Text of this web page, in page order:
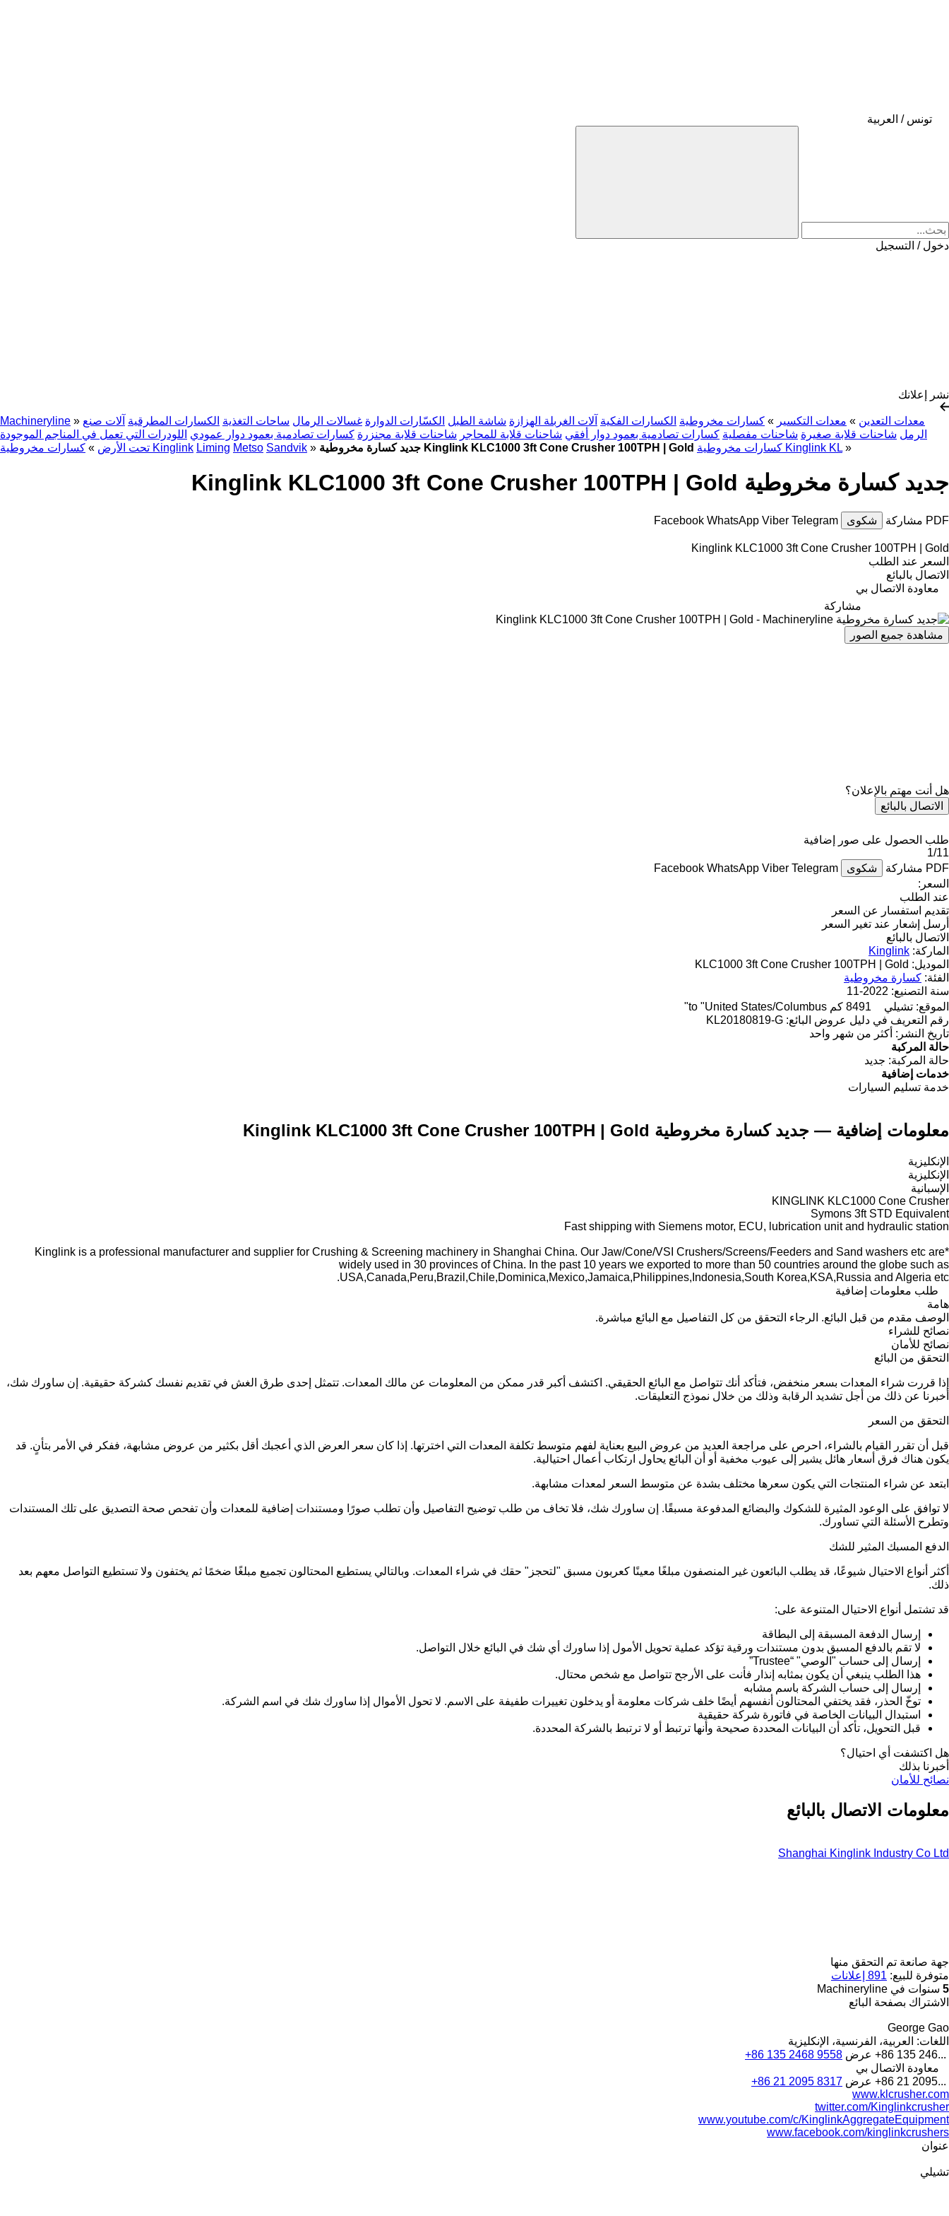
تونس / العربية
دخول / التسجيل
نشر إعلانك
Machineryline » معدات التعدين » معدات التكسير » كسارات مخروطية الكسارات الفكية آلات الغربلة الهزازة شاشة الطبل الكسّارات الدوارة غسالات الرمال ساحات التغذية الكسارات المطرقية آلات صنع
الرمل شاحنات قلابة صغيرة شاحنات مفصلية كسارات تصادمية بعمود دوار أفقي شاحنات قلابة للمحاجر شاحنات قلابة مجنزرة كسارات تصادمية بعمود دوار عمودي اللودرات التي تعمل في المناجم الموجودة
تحت الأرض » كسارات مخروطية Kinglink Liming Metso Sandvik » جديد كسارة مخروطية Kinglink KLC1000 3ft Cone Crusher 100TPH | Gold كسارات مخروطية Kinglink KL »
جديد كسارة مخروطية Kinglink KLC1000 3ft Cone Crusher 100TPH | Gold
PDF مشاركة شكوى Facebook WhatsApp Viber Telegram
Kinglink KLC1000 3ft Cone Crusher 100TPH | Gold
السعر عند الطلب
الاتصال بالبائع
معاودة الاتصال بي
مشاركة
مشاهدة جميع الصور
هل أنت مهتم بالإعلان؟
الاتصال بالبائع
طلب الحصول على صور إضافية
1/11
PDF مشاركة شكوى Facebook WhatsApp Viber Telegram
السعر:
عند الطلب
تقديم استفسار عن السعر
أرسل إشعار عند تغير السعر
الاتصال بالبائع
الماركة: Kinglink
الموديل: KLC1000 3ft Cone Crusher 100TPH | Gold
الفئة: كسارة مخروطية
سنة التصنيع: 2022-11
الموقع: تشيلي
8491 كم to "United States/Columbus"
رقم التعريف في دليل عروض البائع: KL20180819-G
تاريخ النشر: أكثر من شهر واحد
حالة المركبة
حالة المركبة: جديد
خدمات إضافية
خدمة تسليم السيارات
معلومات إضافية — جديد كسارة مخروطية Kinglink KLC1000 3ft Cone Crusher 100TPH | Gold
الإنكليزية
الإنكليزية
الإسبانية
KINGLINK KLC1000 Cone Crusher
Symons 3ft STD Equivalent
Fast shipping with Siemens motor, ECU, lubrication unit and hydraulic station
*Kinglink is a professional manufacturer and supplier for Crushing & Screening machinery in Shanghai China. Our Jaw/Cone/VSI Crushers/Screens/Feeders and Sand washers etc are
widely used in 30 provinces of China. In the past 10 years we exported to more than 50 countries around the globe such as
USA,Canada,Peru,Brazil,Chile,Dominica,Mexico,Jamaica,Philippines,Indonesia,South Korea,KSA,Russia and Algeria etc.
طلب معلومات إضافية
هامة
الوصف مقدم من قبل البائع. الرجاء التحقق من كل التفاصيل مع البائع مباشرة.
نصائح للشراء
نصائح للأمان
التحقق من البائع
إذا قررت شراء المعدات بسعر منخفض، فتأكد أنك تتواصل مع البائع الحقيقي. اكتشف أكبر قدر ممكن من المعلومات عن مالك المعدات. تتمثل إحدى طرق الغش في تقديم نفسك كشركة حقيقية. إن ساورك شك،
أخبرنا عن ذلك من أجل تشديد الرقابة وذلك من خلال نموذج التعليقات.
التحقق من السعر
قبل أن تقرر القيام بالشراء، احرص على مراجعة العديد من عروض البيع بعناية لفهم متوسط تكلفة المعدات التي اخترتها. إذا كان سعر العرض الذي أعجبك أقل بكثير من عروض مشابهة، ففكر في الأمر بتأنٍ. قد
يكون هناك فرق أسعار هائل يشير إلى عيوب مخفية أو أن البائع يحاول ارتكاب أعمال احتيالية.
ابتعد عن شراء المنتجات التي يكون سعرها مختلف بشدة عن متوسط السعر لمعدات مشابهة.
لا توافق على الوعود المثيرة للشكوك والبضائع المدفوعة مسبقًا. إن ساورك شك، فلا تخاف من طلب توضيح التفاصيل وأن تطلب صورًا ومستندات إضافية للمعدات وأن تفحص صحة التصديق على تلك المستندات
وتطرح الأسئلة التي تساورك.
الدفع المسبك المثير للشك
أكثر أنواع الاحتيال شيوعًا، قد يطلب البائعون غير المنصفون مبلغًا معينًا كعربون مسبق "لتحجز" حقك في شراء المعدات. وبالتالي يستطيع المحتالون تجميع مبلغًا ضخمًا ثم يختفون ولا تستطيع التواصل معهم بعد
ذلك.
قد تشتمل أنواع الاحتيال المتنوعة على:
إرسال الدفعة المسبقة إلى البطاقة
لا تقم بالدفع المسبق بدون مستندات ورقية تؤكد عملية تحويل الأمول إذا ساورك أي شك في البائع خلال التواصل.
إرسال إلى حساب "الوصي" “Trustee”
هذا الطلب ينبغي أن يكون بمثابه إنذار فأنت على الأرجح تتواصل مع شخص محتال.
إرسال إلى حساب الشركة باسم مشابه
توخّ الحذر، فقد يختفي المحتالون أنفسهم أيضًا خلف شركات معلومة أو يدخلون تغييرات طفيفة على الاسم. لا تحول الأموال إذا ساورك شك في اسم الشركة.
استبدال البيانات الخاصة في فاتورة شركة حقيقية
قبل التحويل، تأكد أن البيانات المحددة صحيحة وأنها ترتبط أو لا ترتبط بالشركة المحددة.
هل اكتشفت أي احتيال؟
أخبرنا بذلك
نصائح للأمان
معلومات الاتصال بالبائع
Shanghai Kinglink Industry Co Ltd
جهة صانعة تم التحقق منها
متوفرة للبيع: 891 إعلانات
5 سنوات في Machineryline
الاشتراك بصفحة البائع
George Gao
اللغات: العربية، الفرنسية، الإنكليزية
+86 135 246... عرض +86 135 2468 9558
معاودة الاتصال بي
+86 21 2095... عرض +86 21 2095 8317
www.klcrusher.com
twitter.com/Kinglinkcrusher
www.youtube.com/c/KinglinkAggregateEquipment
www.facebook.com/kinglinkcrushers
عنوان
تشيلي